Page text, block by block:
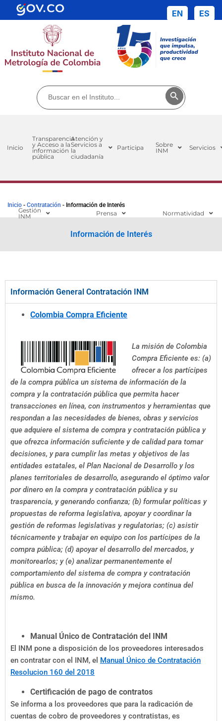
Buscar: Botón de
Inicio
Transparencia
y Acceso a la
información
pública
Atención y
Servicios a
la
ciudadanía
Participa
Sobre
INM
Servicios
Gestión
INM
Prensa Normatividad
Inicio - Contratación - Información de Interés
Información de Interés
Información General Contratación INM
Colombia Compra Eficiente
La misión de Colombia
Compra Eficiente es: (a)
ofrecer a los partícipes
de la compra pública un sistema de información de la
compra y la contratación pública que permita hacer
transacciones en línea, con instrumentos y herramientas que
respondan a las necesidades de bienes, obras y servicios
que adquiere el sistema de compra y contratación pública y
que ofrezca información suficiente y de calidad para tomar
decisiones, y para cumplir las metas y objetivos de las
entidades estatales, el Plan Nacional de Desarrollo y los
planes territoriales de desarrollo, asegurando el óptimo valor
por dinero en la compra y contratación pública y su
trasparencia, y generando confianza; (b) formular políticas y
propuestas de reforma legislativa, apoyar y coordinar la
gestión de reformas legislativas y regulatorias; (c) asistir
técnicamente y trabajar en equipo con los partícipes de la
compra pública; (d) apoyar el desarrollo del mercados, y
monitorearlos; y (e) analizar permanentemente el
comportamiento del sistema de compra y contratación
pública en busca de la innovación y mejora continua del
mismo.
Manual Único de Contratación del INM
El INM pone a disposición de los proveedores interesados
en contratar con el INM, el Manual Único de Contratación
Resolucion 160 del 2018
Certificación de pago de contratos
Se informa a los proveedores que para la radicación de
cuentas de cobro de proveedores y contratistas, es
EN ES